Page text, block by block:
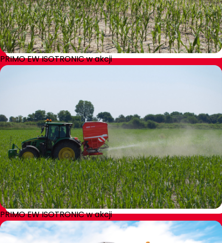
PRIMO EW ISOTRONIC w akcji
PRIMO EW ISOTRONIC w akcji